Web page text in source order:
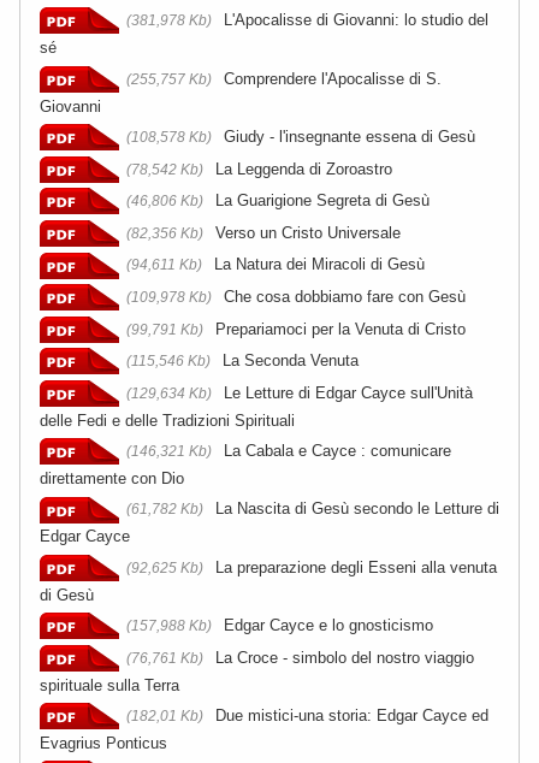
(381,978 Kb)
L'Apocalisse di Giovanni: lo studio del
sé
(255,757 Kb)
Comprendere l'Apocalisse di S.
Giovanni
(108,578 Kb) Giudy - l'insegnante essena di Gesù
(78,542 Kb) La Leggenda di Zoroastro
(46,806 Kb) La Guarigione Segreta di Gesù
(82,356 Kb) Verso un Cristo Universale
(94,611 Kb) La Natura dei Miracoli di Gesù
(109,978 Kb) Che cosa dobbiamo fare con Gesù
(99,791 Kb) Prepariamoci per la Venuta di Cristo
(115,546 Kb) La Seconda Venuta
(129,634 Kb)
Le Letture di Edgar Cayce sull'Unità
delle Fedi e delle Tradizioni Spirituali
(146,321 Kb)
La Cabala e Cayce : comunicare
direttamente con Dio
(61,782 Kb)
La Nascita di Gesù secondo le Letture di
Edgar Cayce
(92,625 Kb)
La preparazione degli Esseni alla venuta
di Gesù
(157,988 Kb) Edgar Cayce e lo gnosticismo
(76,761 Kb)
La Croce - simbolo del nostro viaggio
spirituale sulla Terra
(182,01 Kb)
Due mistici-una storia: Edgar Cayce ed
Evagrius Ponticus